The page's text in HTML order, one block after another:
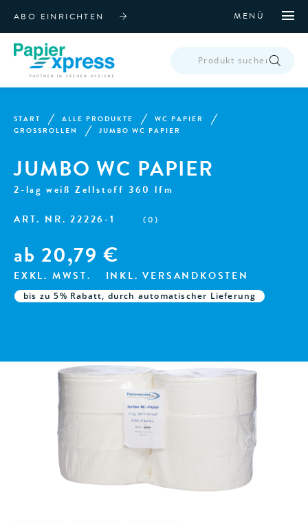
ABO EINRICHTEN MENÜ
SEARCH
START ALLE PRODUKTE
WC PAPIER
GROSSROLLEN
JUMBO WC PAPIER
JUMBO WC PAPIER
2-lag weiß Zellstoff 360 lfm
ART. NR.22226-1 (0)
ab 20,79 €
EXKL. MWST. INKL. VERSANDKOSTEN
bis zu 5% Rabatt, durch automatischer Lieferung